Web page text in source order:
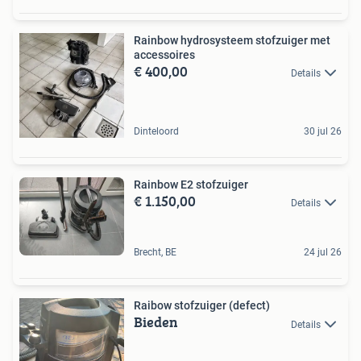
Rainbow hydrosysteem stofzuiger met
accessoires
€ 400,00 Details
Dinteloord 30 jul 26
Rainbow E2 stofzuiger
€ 1.150,00 Details
Brecht, BE 24 jul 26
Raibow stofzuiger (defect)
Bieden Details